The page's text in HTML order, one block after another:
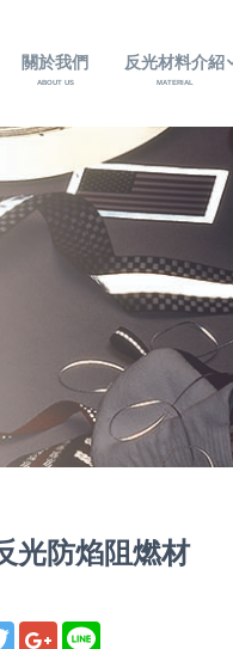
關於我們
ABOUT US
反光材料介紹
MATERIAL
光防焰阻燃材
TwitterGoogle+